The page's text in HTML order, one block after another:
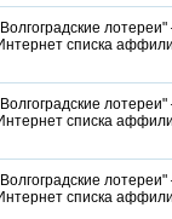
лотереи"
списка
лотереи"
списка
лотереи"
списка